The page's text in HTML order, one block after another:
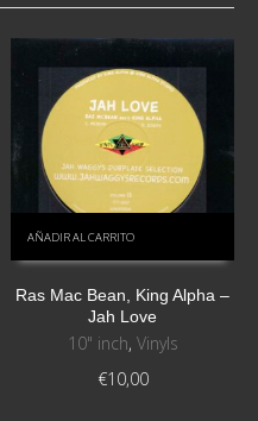
AÑADIR AL CARRITO
Ras Mac Bean, King Alpha ‎–
Jah Love
10" inch, Vinyls
€10,00